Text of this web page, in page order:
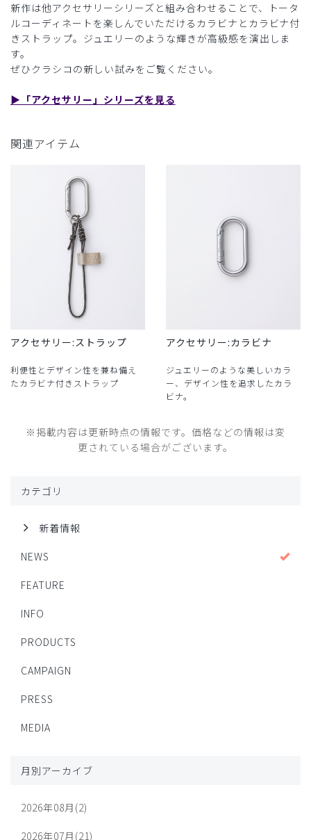
新作は他アクセサリーシリーズと組み合わせることで、トータ
ルコーディネートを楽しんでいただけるカラビナとカラビナ付
きストラップ。ジュエリーのような輝きが高級感を演出しま
す。
ぜひクラシコの新しい試みをご覧ください。
▶︎「アクセサリー」シリーズを見る
関連アイテム
アクセサリー:ストラップ
利便性とデザイン性を兼ね備え
たカラビナ付きストラップ
アクセサリー:カラビナ
ジュエリーのような美しいカラ
ー、デザイン性を追求したカラ
ビナ。
※掲載内容は更新時点の情報です。価格などの情報は変
更されている場合がございます。
カテゴリ
新着情報
NEWS
FEATURE
INFO
PRODUCTS
CAMPAIGN
PRESS
MEDIA
月別アーカイブ
2026年08月(2)
2026年07月(21)